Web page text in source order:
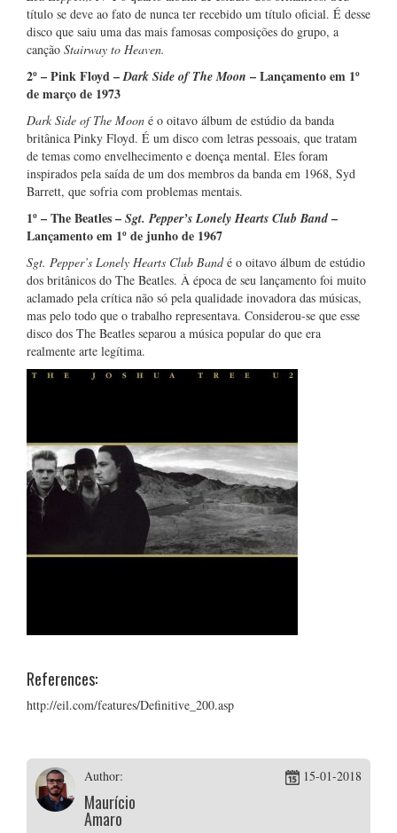
título se deve ao fato de nunca ter recebido um título oficial. É desse
disco que saiu uma das mais famosas composições do grupo, a
canção Stairway to Heaven.
2º – Pink Floyd –Dark Side of The Moon – Lançamento em 1º
de março de 1973
Dark Side of The Moon é o oitavo álbum de estúdio da banda
britânica Pinky Floyd. É um disco com letras pessoais, que tratam
de temas como envelhecimento e doença mental. Eles foram
inspirados pela saída de um dos membros da banda em 1968, Syd
Barrett, que sofria com problemas mentais.
1º – The Beatles – Sgt. Pepper’s Lonely Hearts Club Band –
Lançamento em 1º de junho de 1967
Sgt. Pepper’s Lonely Hearts Club Bandé o oitavo álbum de estúdio
dos britânicos do The Beatles. À época de seu lançamento foi muito
aclamado pela crítica não só pela qualidade inovadora das músicas,
mas pelo todo que o trabalho representava. Considerou-se que esse
disco dos The Beatles separou a música popular do que era
realmente arte legítima.
References:
http://eil.com/features/Definitive_200.asp
Author:
Maurício
Amaro
15-01-2018